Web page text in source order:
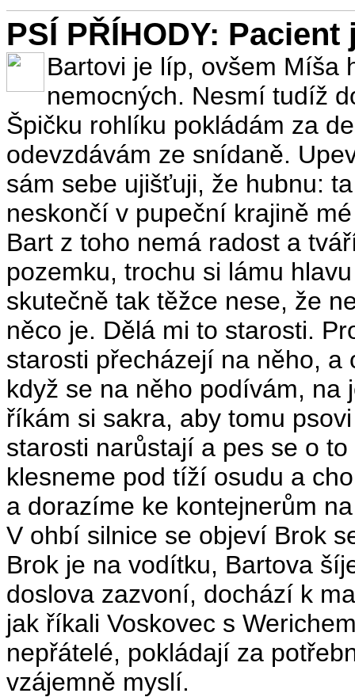
PSÍ PŘÍHODY:
Bartovi je líp, ovšem Míša
nemocných. Nesmí tudíž
Špičku rohlíku pokládám za
odevzdávám ze snídaně.
sám sebe ujišťuji, že hubnu:
neskončí v pupeční krajině
Bart z toho nemá radost a
pozemku, trochu si lámu
skutečně tak těžce nese, že
něco je. Dělá mi to starosti.
starosti přecházejí na něho,
když se na něho podívám, na
říkám si sakra, aby tomu
starosti narůstají a pes se o
klesneme pod tíží osudu a
a dorazíme ke kontejnerům
V ohbí silnice se objeví Brok
Brok je na vodítku, Bartova
doslova zazvoní, dochází k
jak říkali Voskovec s
nepřátelé, pokládají za
vzájemně myslí.